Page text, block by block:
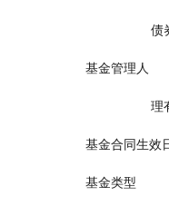
基金管理人
基金合同生效
基金类型